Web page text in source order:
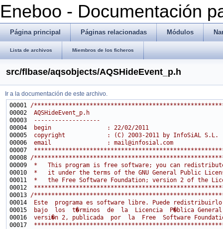
Eneboo - Documentación
Página principal Páginas relacionadas Módulos
Lista de archivos Miembros de los ficheros
src/flbase/aqsobjects/AQSHideEvent_p.h
Ir a la documentación de este archivo.
00001 /
00002
AQSHideEvent_p.h
00003
-------------------
00004
begin                : 22/02/2011
00005
copyright            : (C) 2003-2011 by InfoSiAL S.L.
00006
email                : mail@infosial.com
00007
00008 /
00009
*   This program is free software; you can
00010
*   it under the terms of the GNU General Public
00011
*   the Free Software Foundation; version 2 of
00012
00013 /
00014
Este  programa es software libre. Puede
00015
bajo  los  t�rminos  de  la  Licencia  P�blica General
00016
versi�n 2, publicada  por  la  Free  Software
00017